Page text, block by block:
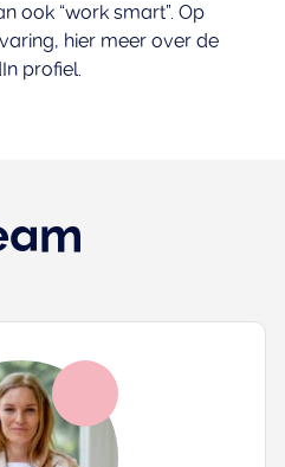
ook “work smart”. Op
hier meer over de
profiel.